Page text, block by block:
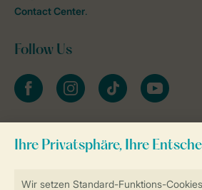
Contact Center.
Follow Us
facebookinstagramtiktok youtube
Zum Newsletter anmelden